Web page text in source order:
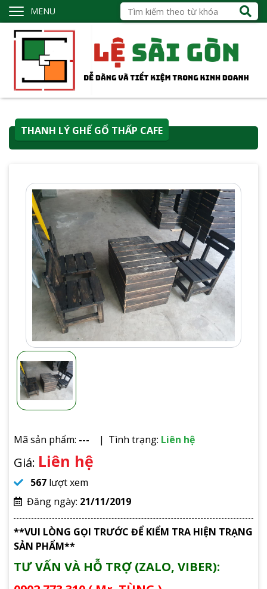
MENU
THANH LÝ GHẾ GỔ THẤP CAFE
Mã sản phẩm: --- Tình trạng: Liên hệ
Giá: Liên hệ
567 lượt xem
Đăng ngày: 21/11/2019
**VUI LÒNG GỌI TRƯỚC ĐỂ KIỂM TRA HIỆN TRẠNG
SẢN PHẨM**
TƯ VẤN VÀ HỖ TRỢ (ZALO, VIBER):